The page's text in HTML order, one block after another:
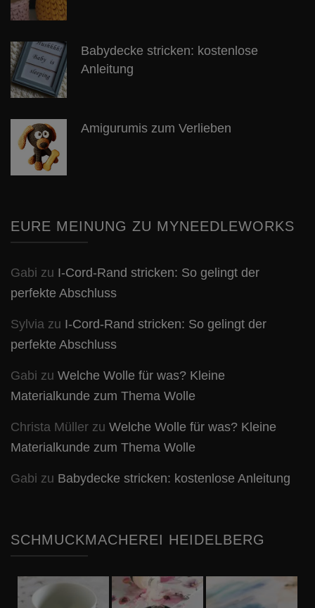
Babydecke stricken: kostenlose
Anleitung
Amigurumis zum Verlieben
EURE MEINUNG ZU MYNEEDLEWORKS
Gabi zu I-Cord-Rand stricken: So gelingt der
perfekte Abschluss
Sylvia zu I-Cord-Rand stricken: So gelingt der
perfekte Abschluss
Gabi zu Welche Wolle für was? Kleine
Materialkunde zum Thema Wolle
Christa Müller zu Welche Wolle für was? Kleine
Materialkunde zum Thema Wolle
Gabi zu Babydecke stricken: kostenlose Anleitung
SCHMUCKMACHEREI HEIDELBERG